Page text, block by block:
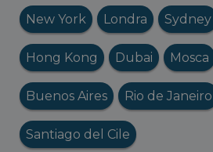
New York Londra Sydney
Hong Kong Dubai Mosca
Buenos Aires Rio de Janeiro
Santiago del Cile